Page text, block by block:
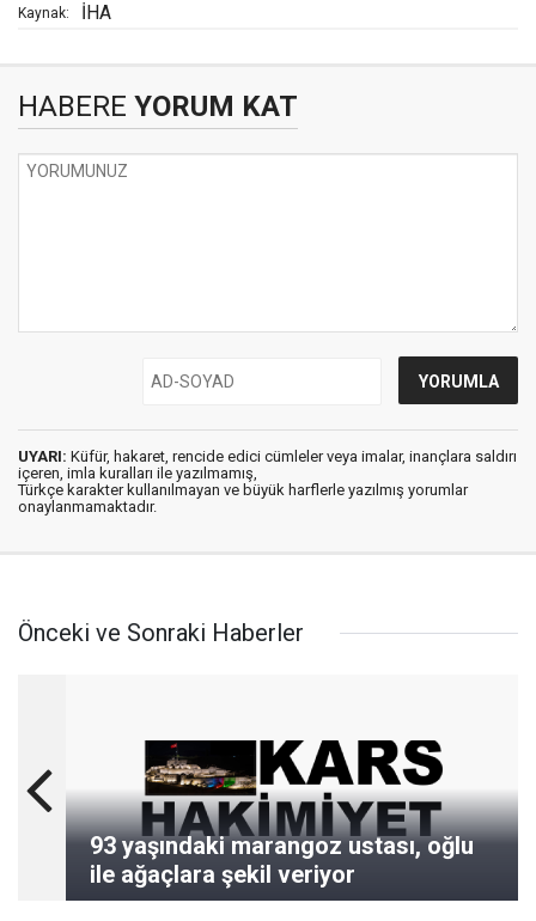
Kaynak: İHA
HABERE YORUM KAT
UYARI: Küfür, hakaret, rencide edici cümleler veya imalar, inançlara saldırı
içeren, imla kuralları ile yazılmamış,
Türkçe karakter kullanılmayan ve büyük harflerle yazılmış yorumlar
onaylanmamaktadır.
Önceki ve Sonraki Haberler
93 yaşındaki marangoz ustası, oğlu
ile ağaçlara şekil veriyor